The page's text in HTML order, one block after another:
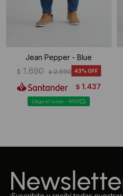
Jean Pepper - Blue
$ 1.690 $ 2.990 43
$ 1.437
Llega el lunes - MVD